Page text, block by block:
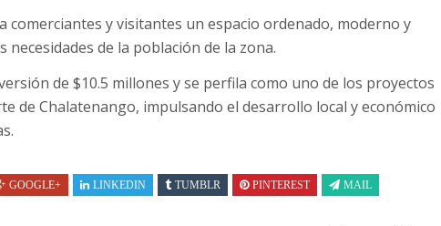
comerciantes y visitantes un espacio ordenado, moderno y
de la población de la zona.
de $10.5 millones y se perfila como uno de los proyectos
de Chalatenango, impulsando el desarrollo local y económico
GOOGLE+ LINKEDIN TUMBLR PINTEREST MAIL